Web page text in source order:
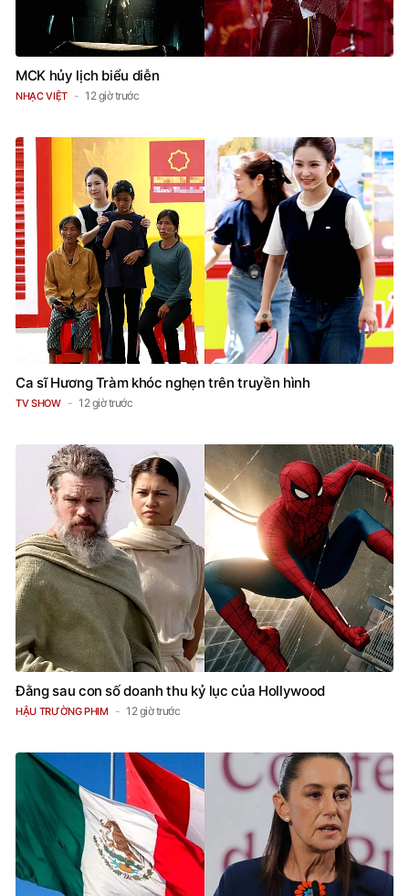
MCK hủy lịch biểu diễn
NHẠC VIỆT 12 giờ trước
Ca sĩ Hương Tràm khóc nghẹn trên truyền hình
TV SHOW 12 giờ trước
Đằng sau con số doanh thu kỷ lục của Hollywood
HẬU TRƯỜNG PHIM 12 giờ trước